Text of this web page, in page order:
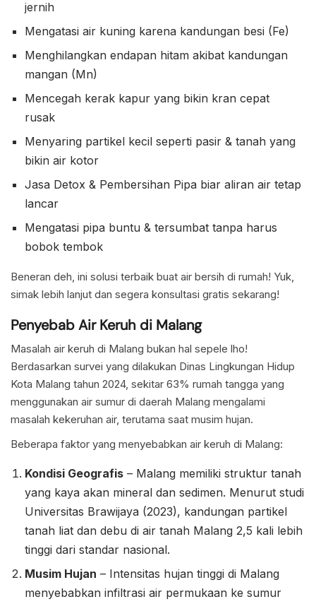
jernih
Mengatasi air kuning karena kandungan besi (Fe)
Menghilangkan endapan hitam akibat kandungan
mangan (Mn)
Mencegah kerak kapur yang bikin kran cepat
rusak
Menyaring partikel kecil seperti pasir & tanah yang
bikin air kotor
Jasa Detox & Pembersihan Pipa biar aliran air tetap
lancar
Mengatasi pipa buntu & tersumbat tanpa harus
bobok tembok
Beneran deh, ini solusi terbaik buat air bersih di rumah! Yuk,
simak lebih lanjut dan segera konsultasi gratis sekarang!
Penyebab Air Keruh di Malang
Masalah air keruh di Malang bukan hal sepele lho!
Berdasarkan survei yang dilakukan Dinas Lingkungan Hidup
Kota Malang tahun 2024, sekitar 63% rumah tangga yang
menggunakan air sumur di daerah Malang mengalami
masalah kekeruhan air, terutama saat musim hujan.
Beberapa faktor yang menyebabkan air keruh di Malang:
Kondisi Geografis – Malang memiliki struktur tanah
yang kaya akan mineral dan sedimen. Menurut studi
Universitas Brawijaya (2023), kandungan partikel
tanah liat dan debu di air tanah Malang 2,5 kali lebih
tinggi dari standar nasional.
Musim Hujan – Intensitas hujan tinggi di Malang
menyebabkan infiltrasi air permukaan ke sumur